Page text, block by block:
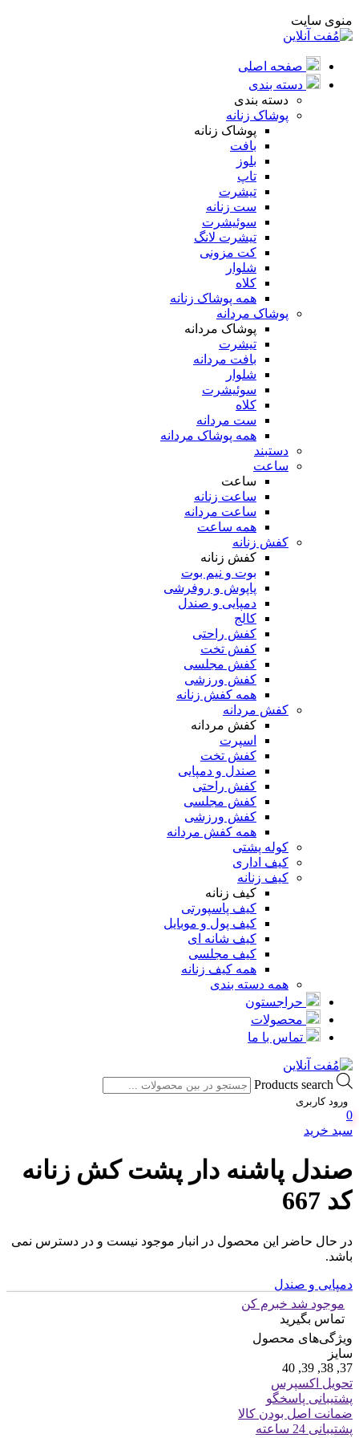
منوی سایت
صفحه اصلی
دسته بندی
دسته بندی
پوشاک زنانه
پوشاک زنانه
بافت
بلوز
تاپ
تیشرت
ست زنانه
سوئیشرت
تیشرت لانگ
کت مزونی
شلوار
کلاه
همه پوشاک زنانه
پوشاک مردانه
پوشاک مردانه
تیشرت
بافت مردانه
شلوار
سوئیشرت
کلاه
ست مردانه
همه پوشاک مردانه
دستبند
ساعت
ساعت
ساعت زنانه
ساعت مردانه
همه ساعت
کفش زنانه
کفش زنانه
بوت و نیم بوت
پاپوش و روفرشی
دمپایی و صندل
کالج
کفش راحتی
کفش تخت
کفش مجلسی
کفش ورزشی
همه کفش زنانه
کفش مردانه
کفش مردانه
اسپرت
کفش تخت
صندل و دمپایی
کفش راحتی
کفش مجلسی
کفش ورزشی
همه کفش مردانه
کوله پشتی
کیف اداری
کیف زنانه
کیف زنانه
کیف پاسپورتی
کیف پول و موبایل
کیف شانه ای
کیف مجلسی
همه کیف زنانه
همه دسته بندی
حراجستون
محصولات
تماس با ما
Products search
ورود کاربری
0
سبد خرید
صندل پاشنه دار پشت کش زنانه
کد 667
در حال حاضر این محصول در انبار موجود نیست و در دسترس نمی
باشد.
دمپایی و صندل
موجود شد خبرم کن
تماس بگیرید
ویژگی‌های محصول
سایز
37, 38, 39, 40
تحویل اکسپرس
پشتیبانی پاسخگو
ضمانت اصل بودن کالا
پشتیبانی 24 ساعته